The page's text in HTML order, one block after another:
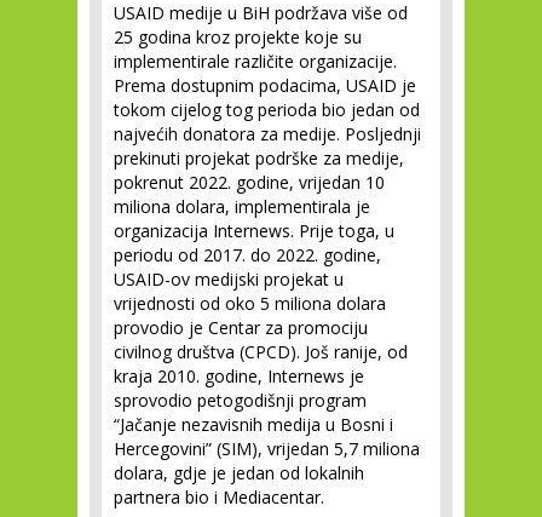
USAID medije u BiH podržava više od
25 godina kroz projekte koje su
implementirale različite organizacije.
Prema dostupnim podacima, USAID je
tokom cijelog tog perioda bio jedan od
najvećih donatora za medije. Posljednji
prekinuti projekat podrške za medije,
pokrenut 2022. godine, vrijedan 10
miliona dolara, implementirala je
organizacija Internews. Prije toga, u
periodu od 2017. do 2022. godine,
USAID-ov medijski projekat u
vrijednosti od oko 5 miliona dolara
provodio je Centar za promociju
civilnog društva (CPCD). Još ranije, od
kraja 2010. godine, Internews je
sprovodio petogodišnji program
“Jačanje nezavisnih medija u Bosni i
Hercegovini” (SIM), vrijedan 5,7 miliona
dolara, gdje je jedan od lokalnih
partnera bio i Mediacentar.